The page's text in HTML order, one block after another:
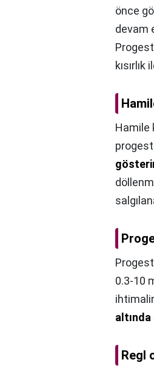
önce
devam
Hamile
0.3-10
Regl